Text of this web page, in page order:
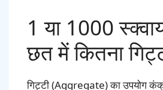
1 या 1000
छत में कितना
गिट्टी (Aggregate) का उपयोग